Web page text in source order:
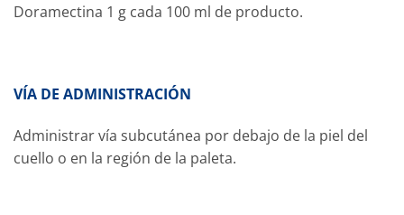
Doramectina 1 g cada 100 ml de producto.
VÍA DE ADMINISTRACIÓN
Administrar vía subcutánea por debajo de la piel del
cuello o en la región de la paleta.